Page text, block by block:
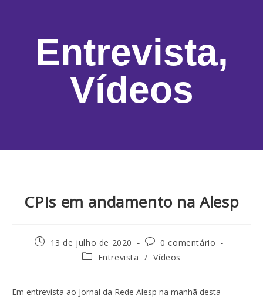
Entrevista,
Vídeos
CPIs em andamento na Alesp
13 de julho de 2020
0 comentário
Entrevista / Vídeos
Em entrevista ao Jornal da Rede Alesp na manhã desta